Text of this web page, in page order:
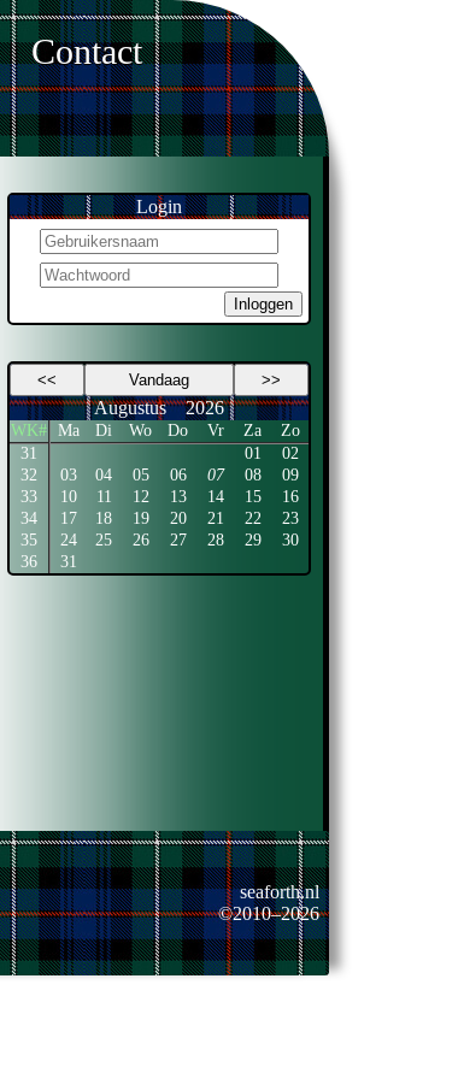
Contact
Login
Inloggen
<< Vandaag >>
Augustus 2026
WK# Ma Di Wo Do Vr Za
Zo
31
01
02
32
03 04 05 06 07 08
09
33
10 11 12 13 14 15
16
34
17 18 19 20 21 22
23
35
24 25 26 27 28 29
30
36
31
seaforth.nl
©2010–2026